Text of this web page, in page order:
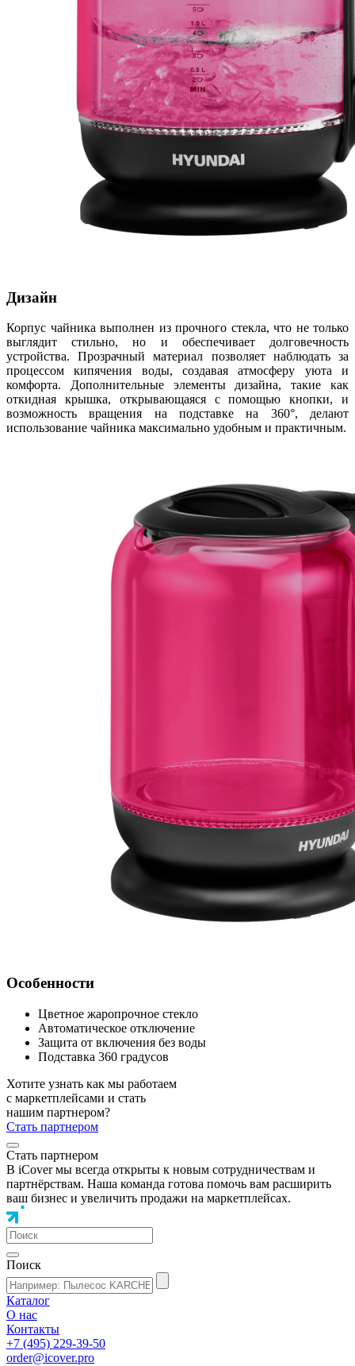
Дизайн
Корпус чайника выполнен из прочного стекла, что не только
выглядит стильно, но и обеспечивает долговечность
устройства. Прозрачный материал позволяет наблюдать за
процессом кипячения воды, создавая атмосферу уюта и
комфорта. Дополнительные элементы дизайна, такие как
откидная крышка, открывающаяся с помощью кнопки, и
возможность вращения на подставке на 360°, делают
использование чайника максимально удобным и практичным.
Особенности
Цветное жаропрочное стекло
Автоматическое отключение
Защита от включения без воды
Подставка 360 градусов
Хотите узнать как мы работаем
с маркетплейсами и стать
нашим партнером?
Стать партнером
Стать партнером
В iCover мы всегда открыты к новым сотрудничествам и
партнёрствам. Наша команда готова помочь вам расширить
ваш бизнес и увеличить продажи на маркетплейсах.
Поиск
Каталог
О нас
Контакты
+7 (495) 229-39-50
order@icover.pro